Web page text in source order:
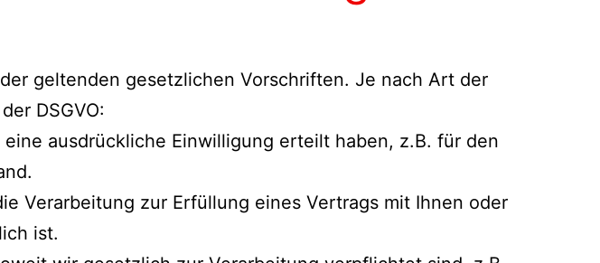
geltenden gesetzlichen Vorschriften. Je nach Art der
DSGVO:
eine ausdrückliche Einwilligung erteilt haben, z.B. für den
Verarbeitung zur Erfüllung eines Vertrags mit Ihnen oder
ist.